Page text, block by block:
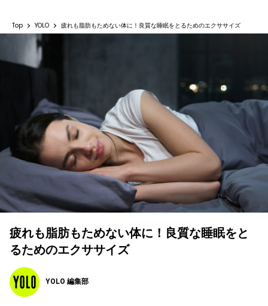
Top YOLO 疲れも脂肪もためない体に！良質な睡眠をとるためのエクササイズ
疲れも脂肪もためない体に！良質な睡眠をと
るためのエクササイズ
YOLO 編集部